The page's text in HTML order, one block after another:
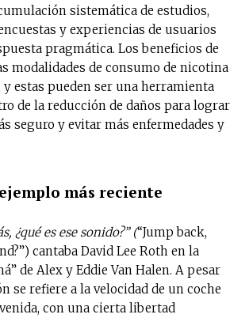
sistemática de estudios,
y experiencias de usuarios
pragmática. Los beneficios de
modalidades de consumo de nicotina
estas pueden ser una herramienta
de la reducción de daños para lograr
seguro y evitar más enfermedades y
más reciente
¿qué es ese sonido?” (“Jump back,
cantaba David Lee Roth en la
de Alex y Eddie Van Halen. A pesar
se refiere a la velocidad de un coche
con una cierta libertad